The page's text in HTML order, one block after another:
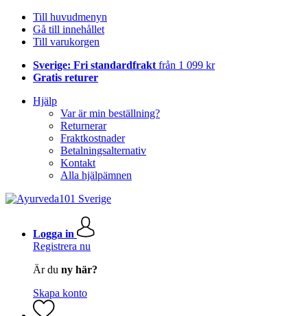
Till huvudmenyn
Gå till innehållet
Till varukorgen
Sverige: Fri standardfrakt från 1 099 kr
Gratis returer
Hjälp
Var är min beställning?
Returnerar
Fraktkostnader
Betalningsalternativ
Kontakt
Alla hjälpämnen
Logga in
Registrera nu
Är du ny här?
Skapa konto